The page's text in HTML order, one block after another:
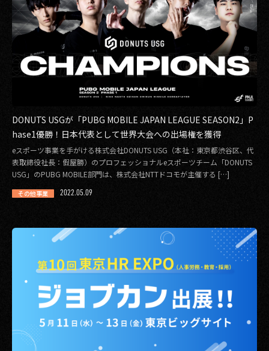
DONUTS USGが「PUBG MOBILE JAPAN LEAGUE SEASON2」P
hase1優勝！日本代表として世界大会への出場権を獲得
eスポーツ事業を手がける株式会社DONUTS USG（本社：東京都渋谷区、代
表取締役社長：假屋勝）のプロフェッショナルeスポーツチーム「DONUTS
USG」のPUBG MOBILE部門は、株式会社NTTドコモが主催する […]
その他事業 2022.05.09